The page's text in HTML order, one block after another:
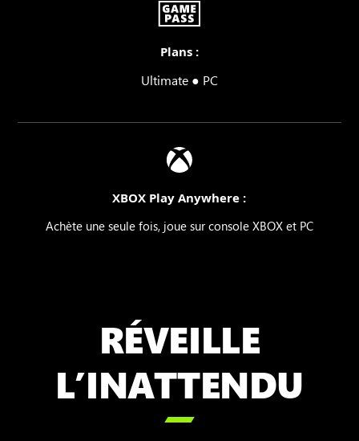
Plans :
Ultimate ● PC
XBOX Play Anywhere :
Achète une seule fois, joue sur console XBOX et PC
RÉVEILLE
L’INATTENDU
